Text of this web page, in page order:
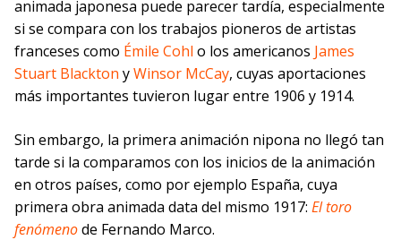
animada japonesa puede parecer tardía, especialmente
si se compara con los trabajos pioneros de artistas
franceses como Émile Cohl o los americanos James
Stuart Blackton yWinsor McCay, cuyas aportaciones
más importantes tuvieron lugar entre 1906 y 1914.
Sin embargo, la primera animación nipona no llegó tan
tarde si la comparamos con los inicios de la animación
en otros países, como por ejemplo España, cuya
primera obra animada data del mismo 1917: El toro
fenómenode Fernando Marco.